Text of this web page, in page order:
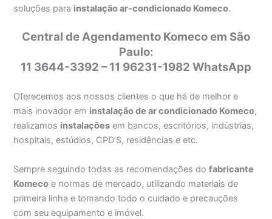
soluções para instalação ar-condicionado Komeco.
Central de Agendamento Komeco em São
Paulo:
11 3644-3392 – 11 96231-1982 WhatsApp
Oferecemos aos nossos clientes o que há de melhor e
mais inovador em instalação de ar condicionado Komeco,
realizamos instalações em bancos, escritórios, indústrias,
hospitais, estúdios, CPD’S, residências e etc.
Sempre seguindo todas as recomendações dofabricante
Komeco e normas de mercado, utilizando materiais de
primeira linha e tomando todo o cuidado e precauções
com seu equipamento e imóvel.